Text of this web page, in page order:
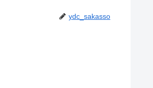
ydc_sakasso